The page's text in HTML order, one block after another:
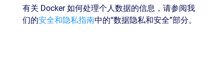
有关 Docker 如何处理个人数据的信息，请参阅我
们的安全和隐私指南中的“数据隐私和安全”部分。